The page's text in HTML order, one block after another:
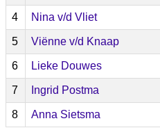
4 Nina v/d Vliet
5 Viënne v/d Knaap
6 Lieke Douwes
7 Ingrid Postma
8 Anna Sietsma